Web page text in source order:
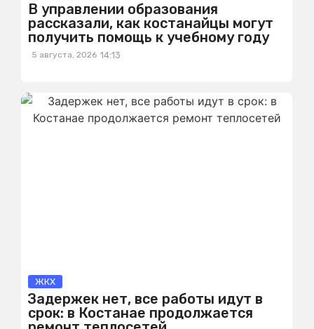
В управлении образования
рассказали, как костанайцы могут
получить помощь к учебному году
5 августа, 2026 14:13
ЖКХ
Задержек нет, все работы идут в
срок: в Костанае продолжается